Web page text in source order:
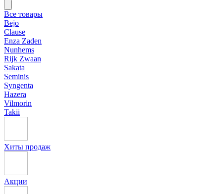
Все товары
Bejo
Clause
Enza Zaden
Nunhems
Rijk Zwaan
Sakata
Seminis
Syngenta
Hazera
Vilmorin
Takii
Хиты продаж
Акции